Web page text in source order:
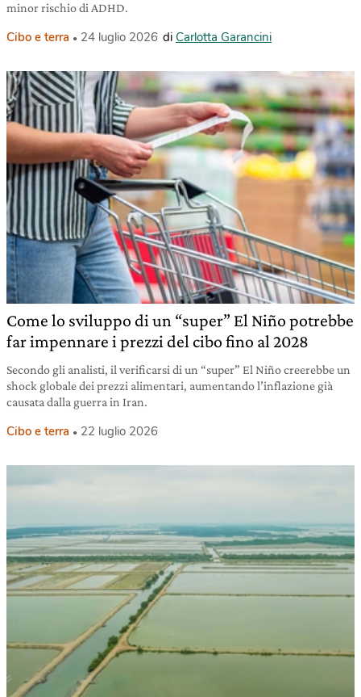
minor rischio di ADHD.
Cibo e terra 24 luglio 2026 di Carlotta Garancini
Come lo sviluppo di un “super” El Niño potrebbe
far impennare i prezzi del cibo fino al 2028
Secondo gli analisti, il verificarsi di un “super” El Niño creerebbe un
shock globale dei prezzi alimentari, aumentando l’inflazione già
causata dalla guerra in Iran.
Cibo e terra 22 luglio 2026